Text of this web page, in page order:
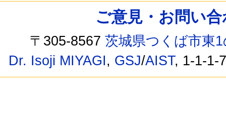
ご意見・お問い
〒305-8567茨城県つくば市東
Dr. Isoji MIYAGI, GSJ/AIST, 1-1-1-